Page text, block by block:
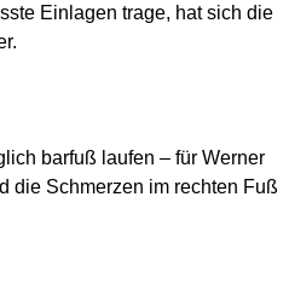
Einlagen trage, hat sich die
barfuß laufen – für Werner
die Schmerzen im rechten Fuß